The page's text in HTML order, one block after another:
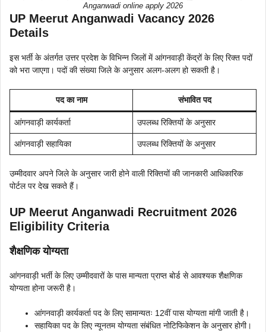
Anganwadi online apply 2026
UP Meerut Anganwadi Vacancy 2026
Details
इस भर्ती के अंतर्गत उत्तर प्रदेश के विभिन्न जिलों में आंगनवाड़ी केंद्रों के लिए रिक्त पदों
को भरा जाएगा। पदों की संख्या जिले के अनुसार अलग-अलग हो सकती है।
पद का नाम संभावित पद
आंगनवाड़ी कार्यकर्ता उपलब्ध रिक्तियों के अनुसार
आंगनवाड़ी सहायिका उपलब्ध रिक्तियों के अनुसार
उम्मीदवार अपने जिले के अनुसार जारी होने वाली रिक्तियों की जानकारी आधिकारिक
पोर्टल पर देख सकते हैं।
UP Meerut Anganwadi Recruitment 2026
Eligibility Criteria
शैक्षणिक योग्यता
आंगनवाड़ी भर्ती के लिए उम्मीदवारों के पास मान्यता प्राप्त बोर्ड से आवश्यक शैक्षणिक
योग्यता होना जरूरी है।
आंगनवाड़ी कार्यकर्ता पद के लिए सामान्यतः 12वीं पास योग्यता मांगी जाती है।
सहायिका पद के लिए न्यूनतम योग्यता संबंधित नोटिफिकेशन के अनुसार होगी।